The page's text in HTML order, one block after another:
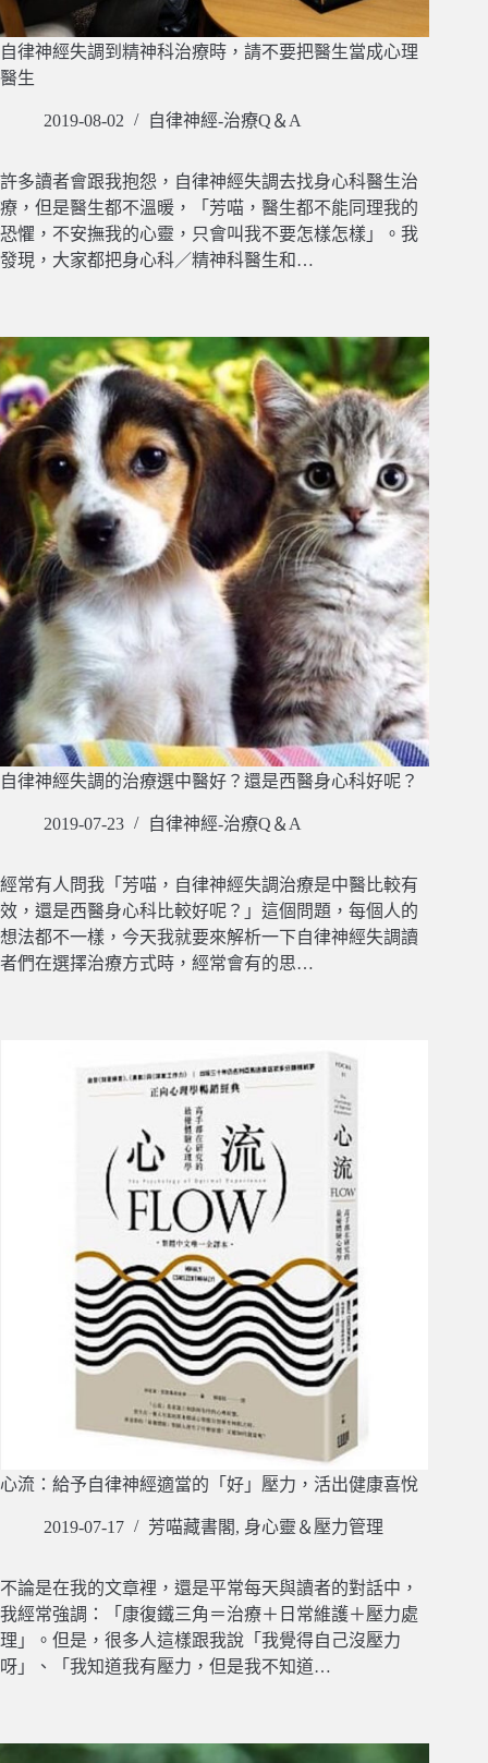
自律神經失調到精神科治療時，請不要把醫生當成心理
醫生
2019-08-02 自律神經-治療Q＆A
許多讀者會跟我抱怨，自律神經失調去找身心科醫生治
療，但是醫生都不溫暖，「芳喵，醫生都不能同理我的
恐懼，不安撫我的心靈，只會叫我不要怎樣怎樣」。我
發現，大家都把身心科／精神科醫生和…
自律神經失調的治療選中醫好？還是西醫身心科好呢？
2019-07-23 自律神經-治療Q＆A
經常有人問我「芳喵，自律神經失調治療是中醫比較有
效，還是西醫身心科比較好呢？」這個問題，每個人的
想法都不一樣，今天我就要來解析一下自律神經失調讀
者們在選擇治療方式時，經常會有的思…
心流：給予自律神經適當的「好」壓力，活出健康喜悅
2019-07-17 芳喵藏書閣, 身心靈＆壓力管理
不論是在我的文章裡，還是平常每天與讀者的對話中，
我經常強調：「康復鐵三角＝治療＋日常維護＋壓力處
理」。但是，很多人這樣跟我說「我覺得自己沒壓力
呀」、「我知道我有壓力，但是我不知道…